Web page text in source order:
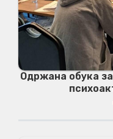
Одржана обука